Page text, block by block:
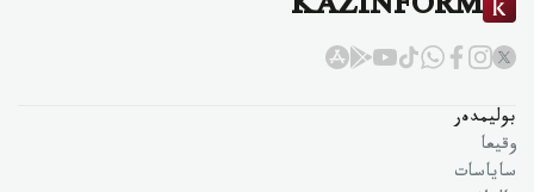
KAZINFORM
بوليمدەر
وقيعا
ساياسات